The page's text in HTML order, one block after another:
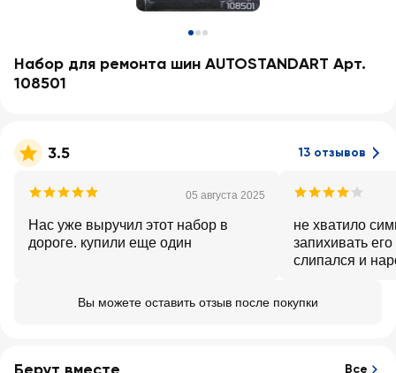
Набор для ремонта шин AUTOSTANDART Арт.
108501
3.5 13 отзывов
05 августа 2025
Нас уже выручил этот набор в
дороге. купили еще один
не хватило
запихивать
слипался и
липкий бугор,
капельки не
Вы можете оставить отзыв после покупки
Все